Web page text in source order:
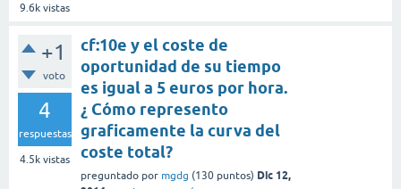
9.6k vistas
+1
voto
4
respuestas
4.5k vistas
cf:10e y el coste de
oportunidad de su tiempo
es igual a 5 euros por hora.
¿ Cómo represento
graficamente la curva del
coste total?
preguntado por mgdg (130 puntos) Dic 12,